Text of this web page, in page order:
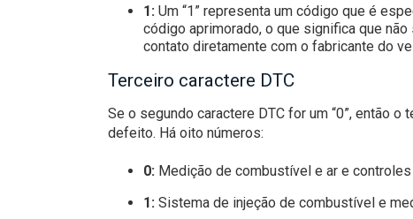
1: Um “1” representa um código que é
código aprimorado, o que significa que não
contato diretamente com o fabricante do
Terceiro caractere DTC
Se o segundo caractere DTC for um “0”, então
defeito. Há oito números:
0: Medição de combustível e ar e
1: Sistema de injeção de combustível e